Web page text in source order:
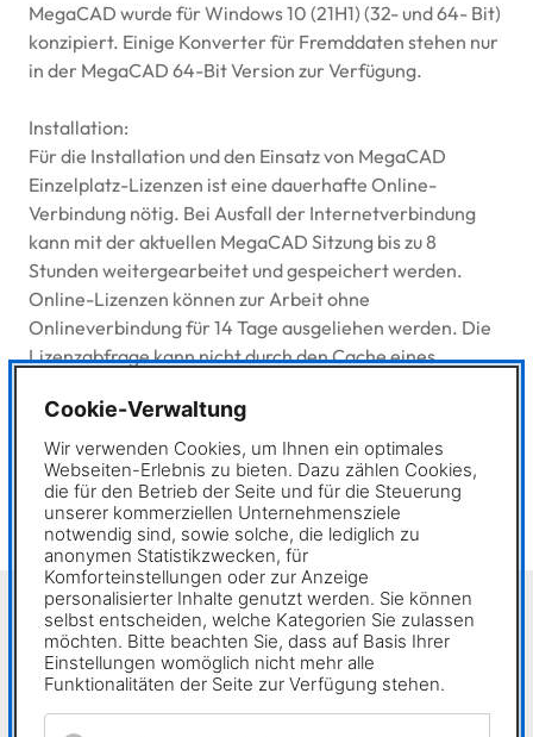
MegaCAD wurde für Windows 10 (21H1) (32- und 64- Bit)
konzipiert. Einige Konverter für Fremddaten stehen nur
in der MegaCAD 64-Bit Version zur Verfügung.
Installation:
Für die Installation und den Einsatz von MegaCAD
Einzelplatz-Lizenzen ist eine dauerhafte Online-
Verbindung nötig. Bei Ausfall der Internetverbindung
kann mit der aktuellen MegaCAD Sitzung bis zu 8
Stunden weitergearbeitet und gespeichert werden.
Online-Lizenzen können zur Arbeit ohne
Onlineverbindung für 14 Tage ausgeliehen werden. Die
Lizenzabfrage kann nicht durch den Cache eines
Ausnahme für dieURLdes Lizenzservers definiert
werden.
Lesen Sie mehr in unseremPDF MegaCAD Hard- und
Softwarebedingungen
Downloads
Hard- und Softwareempfehlung
Cookie-Verwaltung
Wir verwenden Cookies, um Ihnen ein optimales
Webseiten-Erlebnis zu bieten. Dazu zählen Cookies,
die für den Betrieb der Seite und für die Steuerung
unserer kommerziellen Unternehmensziele
notwendig sind, sowie solche, die lediglich zu
anonymen Statistikzwecken, für
Komforteinstellungen oder zur Anzeige
personalisierter Inhalte genutzt werden. Sie können
selbst entscheiden, welche Kategorien Sie zulassen
möchten. Bitte beachten Sie, dass auf Basis Ihrer
Einstellungen womöglich nicht mehr alle
Funktionalitäten der Seite zur Verfügung stehen.